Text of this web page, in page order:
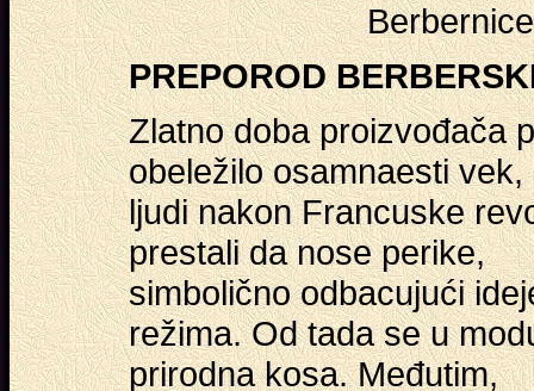
PREPOROD
Zlatno doba proizvođača
obeležilo osamnaesti vek,
ljudi nakon Francuske
prestali da nose perike,
simbolično odbacujući
režima. Od tada se u
prirodna kosa. Međutim,